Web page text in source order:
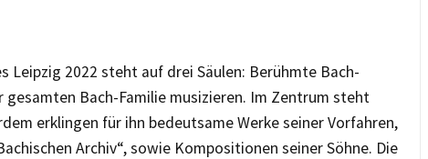
Leipzig 2022 steht auf drei Säulen: Berühmte Bach-
Bach-Familie musizieren. Im Zentrum steht
erklingen für ihn bedeutsame Werke seiner Vorfahren,
Archiv“, sowie Kompositionen seiner Söhne. Die